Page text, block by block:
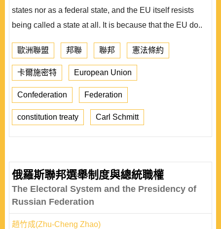
states nor as a federal state, and the EU itself resists
being called a state at all. It is because that the EU do..
歐洲聯盟 邦聯 聯邦 憲法條約
卡爾施密特 European Union
Confederation Federation
constitution treaty Carl Schmitt
俄羅斯聯邦選舉制度與總統職權
The Electoral System and the Presidency of
Russian Federation
趙竹成(Zhu-Cheng Zhao)